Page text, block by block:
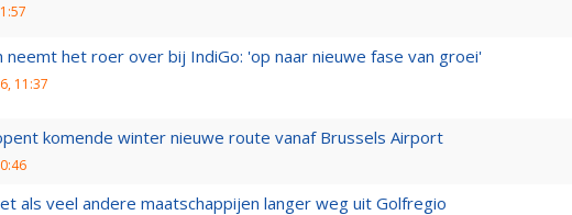
neemt het roer over bij IndiGo: 'op naar nieuwe fase van groei'
11:37
komende winter nieuwe route vanaf Brussels Airport
als veel andere maatschappijen langer weg uit Golfregio